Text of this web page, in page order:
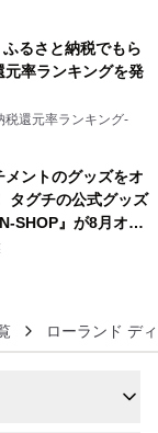
ふるさと納税でもら
元率ランキングを発
税還元率ランキング-
ントのグッズをオ
タグチの公式グッズ
SHOP』が8月オー
ローランド デ